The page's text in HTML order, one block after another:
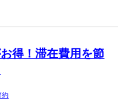
得！滞在費用を節
約